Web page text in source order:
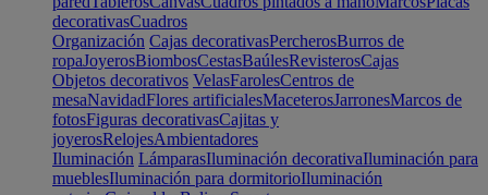
decorativasCuadros
Organización Cajas decorativasPercherosBurros de
ropaJoyerosBiombosCestasBaúlesRevisterosCajas
Objetos decorativos VelasFarolesCentros de
mesaNavidadFlores artificialesMaceterosJarronesMarcos de
fotosFiguras decorativasCajitas y
joyerosRelojesAmbientadores
Iluminación LámparasIluminación decorativaIluminación para
mueblesIluminación para dormitorioIluminación